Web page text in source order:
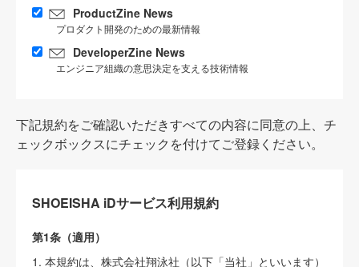
ProductZine News
プロダクト開発のための最新情報
DeveloperZine News
エンジニア組織の意思決定を支える技術情報
下記規約をご確認いただきすべての内容に同意の上、チ
ェックボックスにチェックを付けてご登録ください。
SHOEISHA iDサービス利用規約
第1条（適用）
1. 本規約は、株式会社翔泳社（以下「当社」といいます）